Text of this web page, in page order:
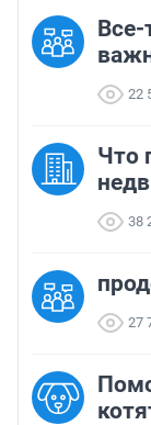
Все-
22
Что
38
27